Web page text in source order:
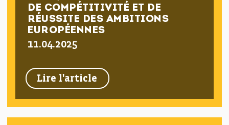
DE COMPÉTITIVITÉ ET DE
RÉUSSITE DES AMBITIONS
EUROPÉENNES
Lire l'article
11.04.2025